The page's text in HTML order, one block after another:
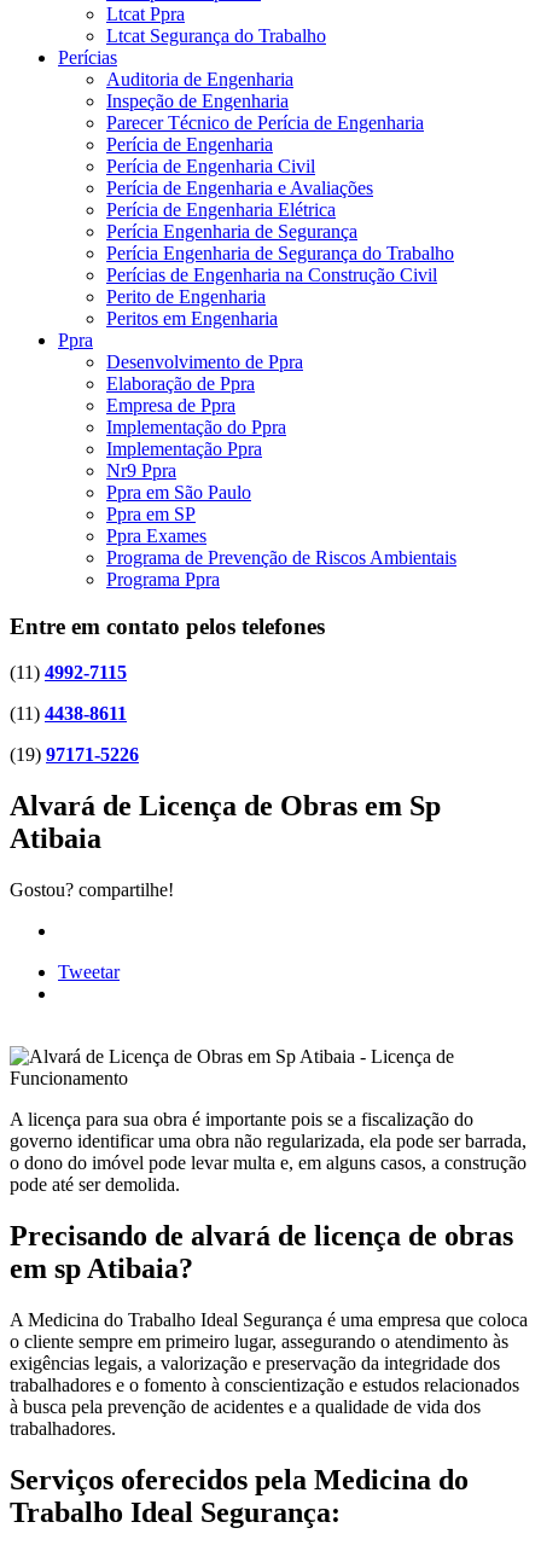
Ltcat Ppra
Ltcat Segurança do Trabalho
Perícias
Auditoria de Engenharia
Inspeção de Engenharia
Parecer Técnico de Perícia de Engenharia
Perícia de Engenharia
Perícia de Engenharia Civil
Perícia de Engenharia e Avaliações
Perícia de Engenharia Elétrica
Perícia Engenharia de Segurança
Perícia Engenharia de Segurança do Trabalho
Perícias de Engenharia na Construção Civil
Perito de Engenharia
Peritos em Engenharia
Ppra
Desenvolvimento de Ppra
Elaboração de Ppra
Empresa de Ppra
Implementação do Ppra
Implementação Ppra
Nr9 Ppra
Ppra em São Paulo
Ppra em SP
Ppra Exames
Programa de Prevenção de Riscos Ambientais
Programa Ppra
Entre em contato pelos telefones
(11) 4992-7115
(11) 4438-8611
(19) 97171-5226
Alvará de Licença de Obras em Sp
Atibaia
Gostou? compartilhe!
Tweetar
A licença para sua obra é importante pois se a fiscalização do
governo identificar uma obra não regularizada, ela pode ser barrada,
o dono do imóvel pode levar multa e, em alguns casos, a construção
pode até ser demolida.
Precisando de alvará de licença de obras
em sp Atibaia?
A Medicina do Trabalho Ideal Segurança é uma empresa que coloca
o cliente sempre em primeiro lugar, assegurando o atendimento às
exigências legais, a valorização e preservação da integridade dos
trabalhadores e o fomento à conscientização e estudos relacionados
à busca pela prevenção de acidentes e a qualidade de vida dos
trabalhadores.
Serviços oferecidos pela Medicina do
Trabalho Ideal Segurança: